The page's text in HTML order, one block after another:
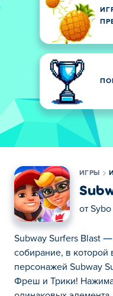
ИГРЫ
от Sybo
Subway Surfers Blast
собирание, в
персонажей Subway
Фреш и Трики!